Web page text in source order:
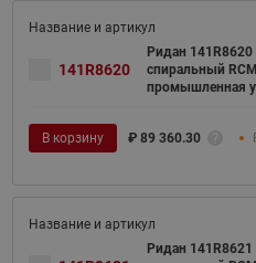
141R8620
Ридан
спиральный
промышленная
В корзину ₽ 89 360.30
Ридан